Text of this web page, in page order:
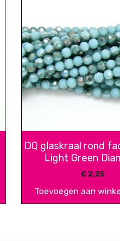
DQ glaskraal rond
Light Green
€2,25
Toevoegen aan